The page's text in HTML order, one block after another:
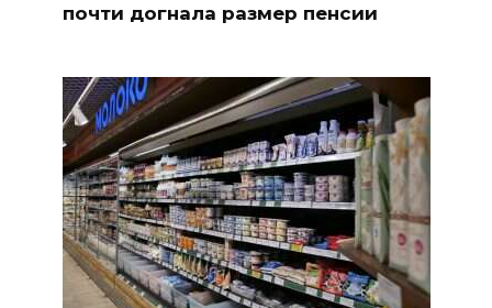
почти догнала размер пенсии